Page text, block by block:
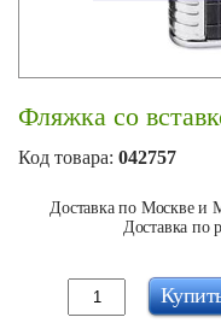
Фляжка со
Код товара: 042757
Доставка по Москве и
Доставка по